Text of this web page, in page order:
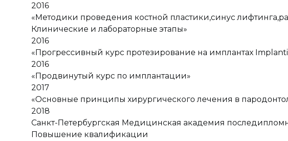
2016
«Методики проведения костной пластики,синус
Клинические и лабораторные этапы»
2016
«Прогрессивный курс протезирование на имплантах
2016
«Продвинутый курс по имплантации»
2017
«Основные принципы хирургического лечения в
2018
Санкт-Петербургская Медицинская академия
Повышение квалификации